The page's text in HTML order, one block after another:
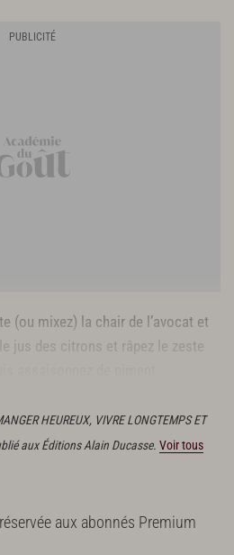
(ou mixez) la chair de l’avocat et
jus des citrons et râpez le zeste
HEUREUX, VIVRE LONGTEMPS ET
aux Éditions Alain Ducasse. Voir tous
aux abonnés Premium